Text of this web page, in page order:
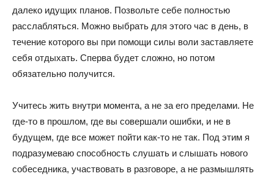
далеко идущих планов. Позвольте себе полностью
расслабляться. Можно выбрать для этого час в день, в
течение которого вы при помощи силы воли заставляете
себя отдыхать. Сперва будет сложно, но потом
обязательно получится.
Учитесь жить внутри момента, а не за его пределами. Не
где-то в прошлом, где вы совершали ошибки, и не в
будущем, где все может пойти как-то не так. Под этим я
подразумеваю способность слушать и слышать нового
собеседника, участвовать в разговоре, а не размышлять